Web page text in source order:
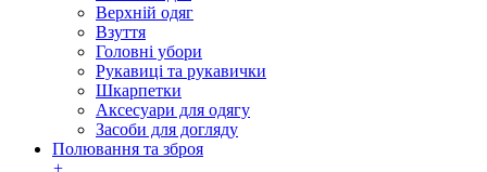
Верхній одяг
Взуття
Головні убори
Рукавиці та рукавички
Шкарпетки
Аксесуари для одягу
Засоби для догляду
Полювання та зброя
+